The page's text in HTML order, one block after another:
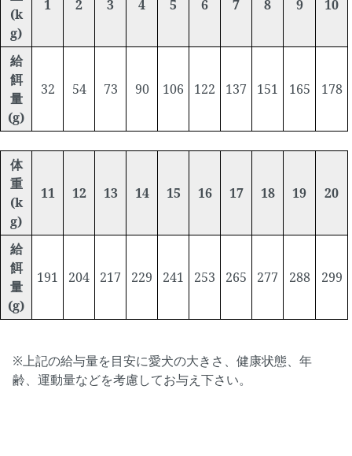
(k
g)
1 2 3 4 5 6 7 8 9 10
給
餌
量
(g)
32 54 73 90 106 122 137 151 165 178
体
重
(k
g)
11 12 13 14 15 16 17 18 19 20
給
餌
量
(g)
191 204 217 229 241 253 265 277 288 299
※上記の給与量を目安に愛犬の大きさ、健康状態、年
齢、運動量などを考慮してお与え下さい。